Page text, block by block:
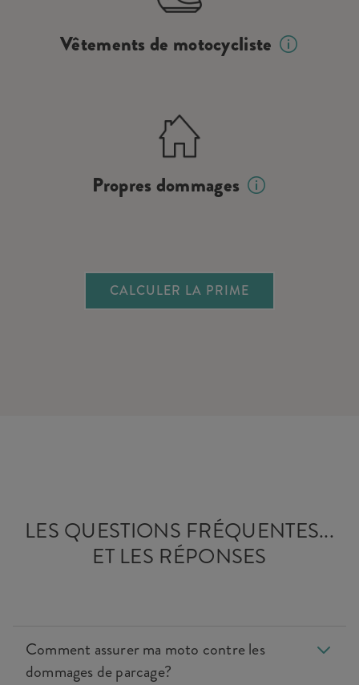
Vêtements de motocycliste
Propres dommages
CALCULER LA PRIME
LES QUESTIONS FRÉQUENTES...
ET LES RÉPONSES
Comment assurer ma moto contre les
dommages de parcage?